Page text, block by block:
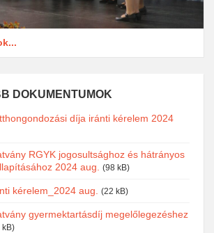
DOKUMENTUMOK
díja iránti kérelem 2024
RGYK jogosultsághoz és hátrányos
2024 aug.
(98 kB)
kérelem_2024 aug. (22 kB)
gyermektartásdíj megelőlegezéshez
kB)